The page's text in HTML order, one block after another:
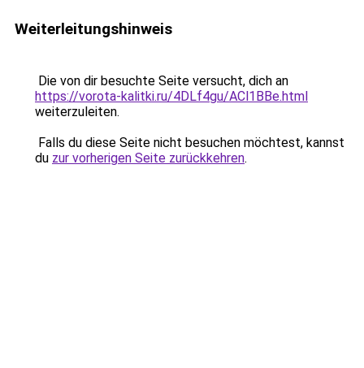
Weiterleitungshinweis
Die von dir besuchte Seite versucht, dich an
https://vorota-kalitki.ru/4DLf4gu/ACl1BBe.html
weiterzuleiten.
Falls du diese Seite nicht besuchen möchtest, kannst
du zur vorherigen Seite zurückkehren.